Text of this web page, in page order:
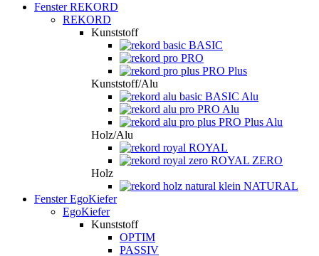
Fenster REKORD
REKORD
Kunststoff
BASIC
PRO
PRO Plus
Kunststoff/Alu
BASIC Alu
PRO Alu
PRO Plus Alu
Holz/Alu
ROYAL
ROYAL ZERO
Holz
NATURAL
Fenster EgoKiefer
EgoKiefer
Kunststoff
OPTIM
PASSIV